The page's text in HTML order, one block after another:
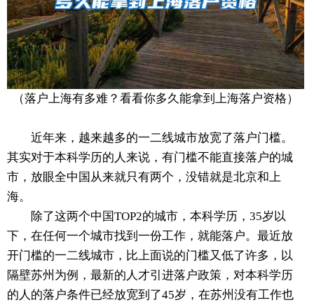
（落户上海有多难？看看你多久能拿到上海落户资格）
近年来，越来越多的一二线城市放宽了落户门槛。
其实对于本科学历的人来说，有门槛不能直接落户的城
市，放眼全中国从来就只有两个，没错就是北京和上
海。
除了这两个中国TOP2的城市，本科学历，35岁以
下，在任何一个城市找到一份工作，就能落户。最近放
开门槛的一二线城市，比上面说的门槛又低了许多，以
隔壁苏州为例，最新的人才引进落户政策，对本科学历
的人的落户条件已经放宽到了45岁，在苏州没有工作也